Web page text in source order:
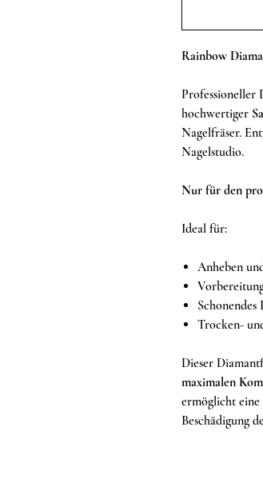
Rainbow
Professioneller
hochwertiger
Nagelfräser.
Nagelstudio.
Nur für den
Ideal für:
Anheben
Trocken-
Dieser
maximalen
ermöglicht
Beschädigung